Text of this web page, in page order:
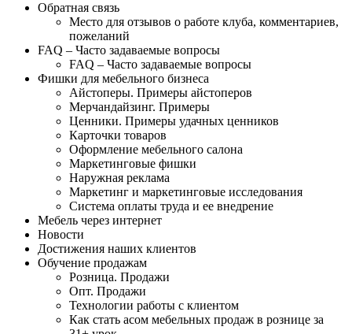
Обратная связь
Место для отзывов о работе клуба, комментариев,
пожеланий
FAQ – Часто задаваемые вопросы
FAQ – Часто задаваемые вопросы
Фишки для мебельного бизнеса
Айстоперы. Примеры айстоперов
Мерчандайзинг. Примеры
Ценники. Примеры удачных ценников
Карточки товаров
Оформление мебельного салона
Маркетинговые фишки
Наружная реклама
Маркетинг и маркетинговые исследования
Система оплаты труда и ее внедрение
Мебель через интернет
Новости
Достижения наших клиентов
Обучение продажам
Розница. Продажи
Опт. Продажи
Технологии работы с клиентом
Как стать асом мебельных продаж в рознице за